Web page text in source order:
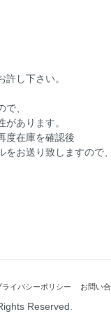
し下さい。
、
あります。
度在庫を確認後
をお送り致しますので
ライバシーポリシー お問い
Reserved.